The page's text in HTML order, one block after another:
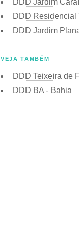
DDD Residencial
DDD Jardim
VEJA TAMBÉM
DDD Teixeira de
DDD BA - Bahia